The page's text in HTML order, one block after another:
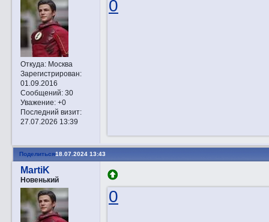
Откуда:Москва
Зарегистрирован:
01.09.2016
Сообщений:30
Уважение: +0
Последний визит:
27.07.2026 13:39
0
Поделиться18.07.2024 13:43
MartiK
Новенький
0